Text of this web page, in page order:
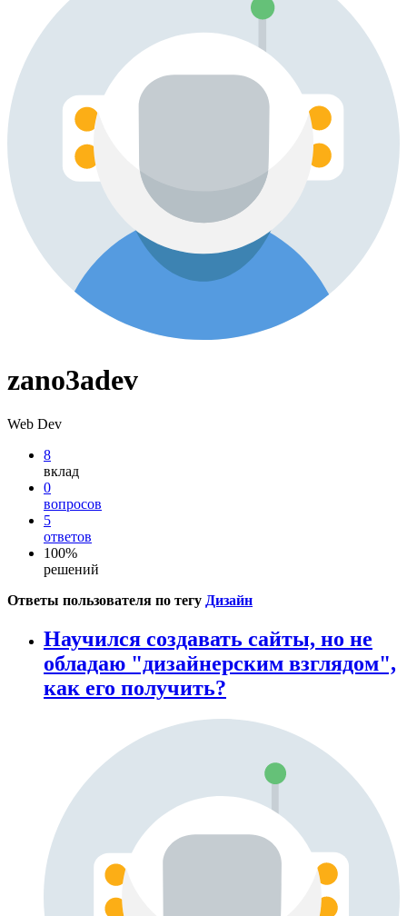
zano3adev
Web Dev
8
вклад
0
вопросов
5
ответов
100%
решений
Ответы пользователя по тегу Дизайн
Научился создавать сайты, но не
обладаю "дизайнерским взглядом",
как его получить?